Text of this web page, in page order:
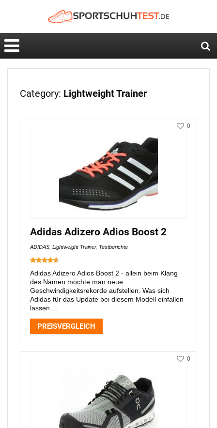
Category: Lightweight Trainer
Adidas Adizero Adios Boost 2
ADIDAS Lightweight Trainer, Testberichte
Adidas Adizero Adios Boost 2 - allein beim Klang
des Namen möchte man neue
Geschwindigkeitsrekorde aufstellen. Was sich
Adidas für das Update bei diesem Modell einfallen
lassen ...
PREISVERGLEICH
0
0